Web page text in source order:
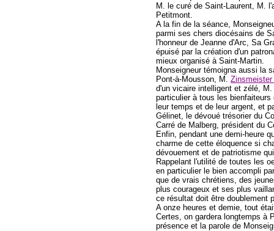
M. le curé de Saint-Laurent, M.
Petitmont.
A la fin de la séance,
parmi ses chers diocésains de
l'honneur de Jeanne d'Arc, Sa
épuisé par la création d'un
mieux organisé à Saint-Martin.
Monseigneur témoigna aussi la
Pont-à-Mousson, M. Zinsmeister
d'un vicaire intelligent et zélé,
particulier à tous les
leur temps et de leur argent, et
Gélinet, le dévoué trésorier du
Carré de Malberg, président du
Enfin, pendant une demi-heure
charme de cette éloquence si
dévouement et de patriotisme
Rappelant l'utilité de toutes les
en particulier le bien accompli
que de vrais chrétiens, des
plus courageux et ses plus
ce résultat doit être doublement
A onze heures et demie, tout
Certes, on gardera longtemps à
présence et la parole de